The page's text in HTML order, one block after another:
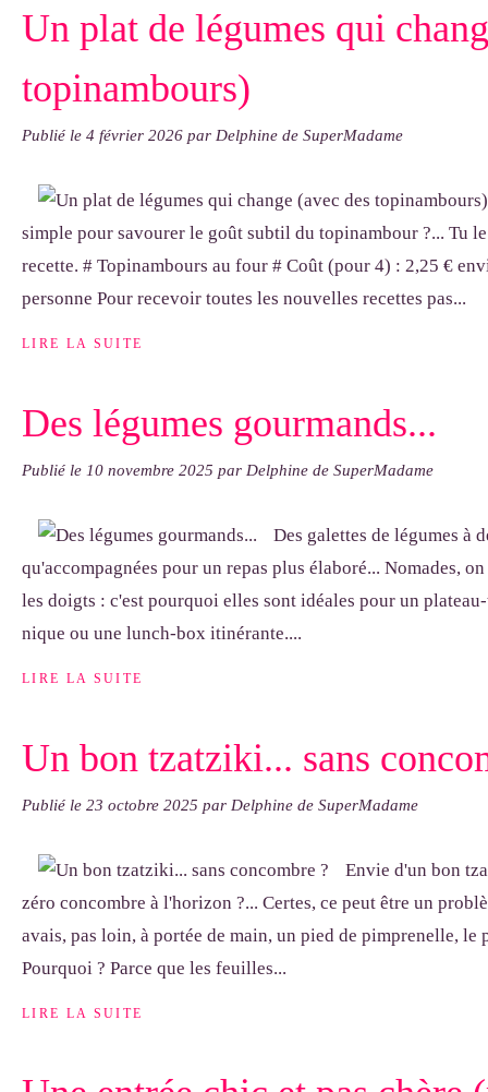
Un plat de légumes qui
topinambours)
Publié le 4 février 2026 par Delphine de SuperMadame
simple pour savourer le goût subtil du topinambour ?... Tu
recette. # Topinambours au four # Coût (pour 4) : 2,25 €
personne Pour recevoir toutes les nouvelles recettes pas...
LIRE LA SUITE
Des légumes gourmands...
Publié le 10 novembre 2025 par Delphine de SuperMadame
Des galettes de légumes à
qu'accompagnées pour un repas plus élaboré... Nomades,
les doigts : c'est pourquoi elles sont idéales pour un
nique ou une lunch-box itinérante....
LIRE LA SUITE
Un bon tzatziki... sans
Publié le 23 octobre 2025 par Delphine de SuperMadame
Envie d'un bon
zéro concombre à l'horizon ?... Certes, ce peut être un
avais, pas loin, à portée de main, un pied de pimprenelle, le
Pourquoi ? Parce que les feuilles...
LIRE LA SUITE